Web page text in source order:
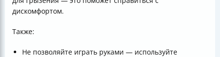
дискомфортом.
Также:
Не позволяйте играть руками — используйте